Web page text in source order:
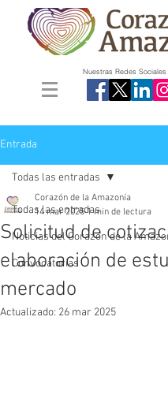
Nuestras Redes Sociales
Entrada
Todas las entradas
Noticias del Corazón de la
Convocatorias
Todas las entradas
Solicitud de
elaboración de
mercado
Corazón de la Amazonía
14 mar 2025 1 min de lectura
Actualizado: 26 mar 2025